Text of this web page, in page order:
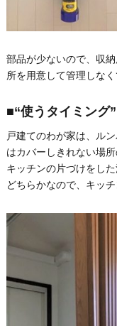
部品が少ないので、収
所を用意して管理しな
■“使うタイミング
戸建てのわが家は、ル
はカバーしきれない場
キッチンの片づけをし
どちらかなので、キッ